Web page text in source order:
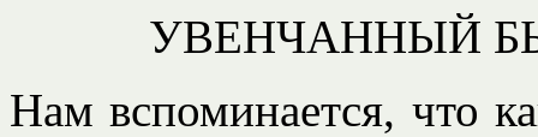
УВЕНЧАННЫЙ
Нам вспоминается, что